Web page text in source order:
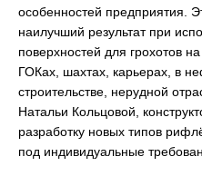
особенностей предприятия.
наилучший результат при
поверхностей для грохотов
ГОКах, шахтах, карьерах, в
строительстве, нерудной
Натальи Кольцовой,
разработку новых типов
под индивидуальные